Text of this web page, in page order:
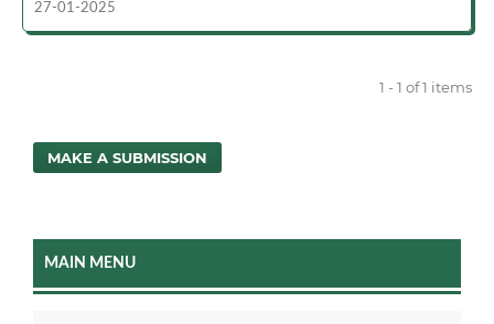
27-01-2025
1 - 1 of 1 items
MAKE A SUBMISSION
MAIN MENU